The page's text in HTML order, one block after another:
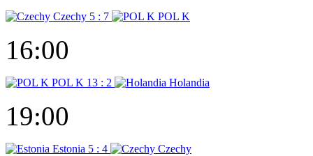
Czechy 5 : 7 POL K
16:00
POL K 13 : 2 Holandia
19:00
Estonia 5 : 4 Czechy